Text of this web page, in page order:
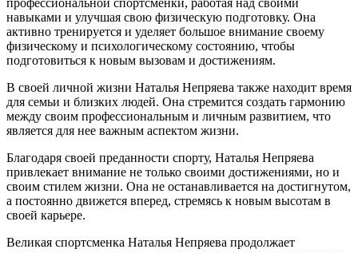
профессиональной спортсменки, работая над своими
навыками и улучшая свою физическую подготовку. Она
активно тренируется и уделяет большое внимание своему
физическому и психологическому состоянию, чтобы
подготовиться к новым вызовам и достижениям.
В своей личной жизни Наталья Непряева также находит время
для семьи и близких людей. Она стремится создать гармонию
между своим профессиональным и личным развитием, что
является для нее важным аспектом жизни.
Благодаря своей преданности спорту, Наталья Непряева
привлекает внимание не только своими достижениями, но и
своим стилем жизни. Она не останавливается на достигнутом,
а постоянно движется вперед, стремясь к новым высотам в
своей карьере.
Великая спортсменка Наталья Непряева продолжает